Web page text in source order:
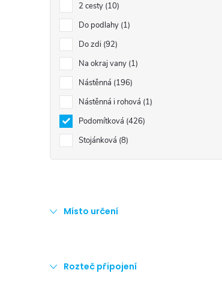
2 cesty 10
Do podlahy 1
Do zdi 92
Na okraj vany 1
Nástěnná 196
Nástěnná i rohová 1
Podomítková 426
Stojánková 8
Místo určení
Rozteč připojení